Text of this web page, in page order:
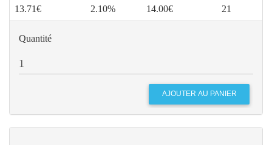
13.71€ 2.10% 14.00€ 21
Quantité